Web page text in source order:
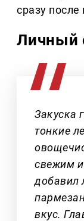
сразу после
Личный
Закуска
тонкие
свежим
добавил
вкус.